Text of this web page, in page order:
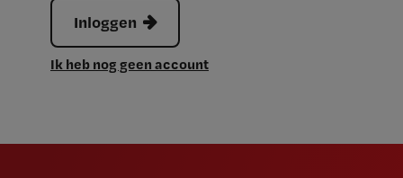
Inloggen
Ik heb nog geen account